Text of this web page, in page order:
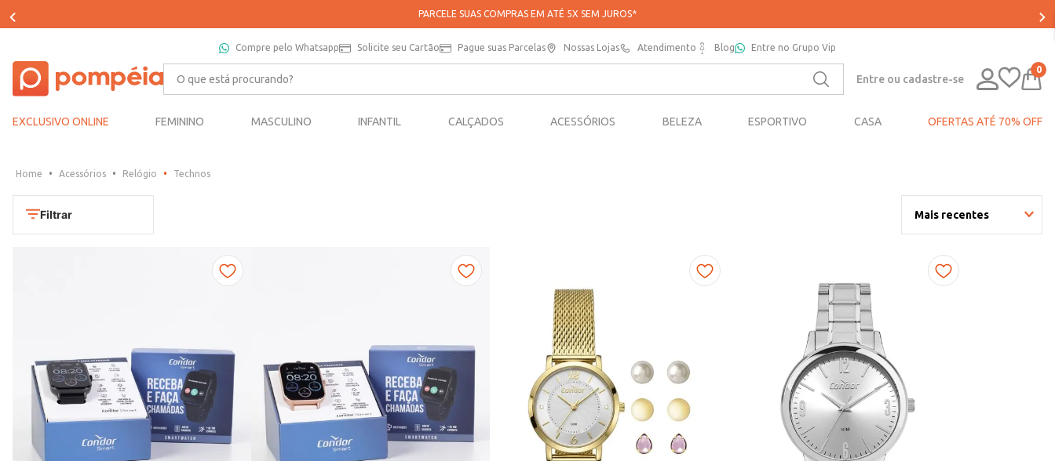
PARCELE SUAS COMPRAS EM ATÉ 5X SEM JUROS*
Compre pelo Whatsapp Solicite seu Cartão Pague suas Parcelas Nossas Lojas Atendimento Blog Entre no Grupo Vip
O que está procurando?
Entre ou cadastre-se
0
EXCLUSIVO ONLINE FEMININO MASCULINO INFANTIL CALÇADOS ACESSÓRIOS BELEZA ESPORTIVO CASA OFERTAS ATÉ 70% OFF
Acessórios Relógio Technos
Filtrar Mais recentes
UN
Mormaii
Casio
Gang
Preto
Rose
Vermelho
Estilo